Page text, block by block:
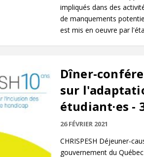
impliqués dans des
de manquements
est mis en oeuvre par
Dîner-
sur
étudiant·es -
26 FÉVRIER 2021
CHRISPESH Déjeuner-
gouvernement du